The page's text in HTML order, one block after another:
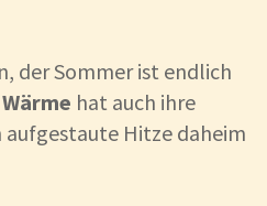
der Sommer ist endlich
hat auch ihre
aufgestaute Hitze daheim